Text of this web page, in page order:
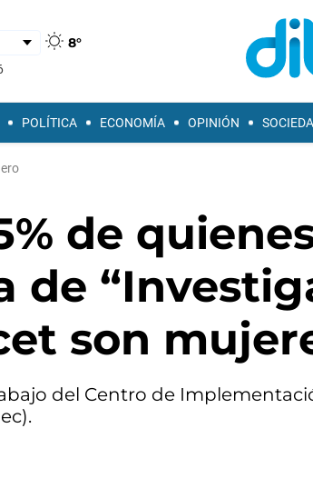
8°
POLÍTICA ECONOMÍA OPINIÓN
de
de
son
del Centro de